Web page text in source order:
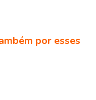
por esses